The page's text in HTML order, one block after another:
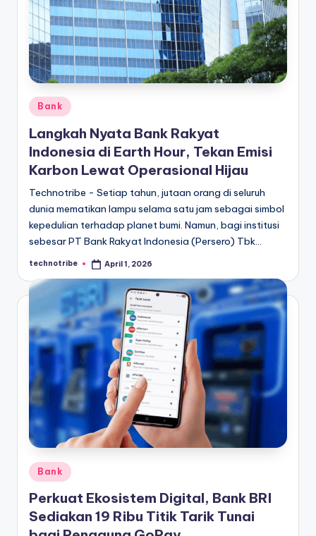
Posted
Bank
Langkah Nyata Bank Rakyat
Indonesia di Earth Hour, Tekan Emisi
Karbon Lewat Operasional Hijau
Technotribe - Setiap tahun, jutaan orang di seluruh
dunia mematikan lampu selama satu jam sebagai simbol
kepedulian terhadap planet bumi. Namun, bagi institusi
sebesar PT Bank Rakyat Indonesia (Persero) Tbk…
Posted
technotribe April 1, 2026
Posted
in
Bank
Perkuat Ekosistem Digital, Bank BRI
Sediakan 19 Ribu Titik Tarik Tunai